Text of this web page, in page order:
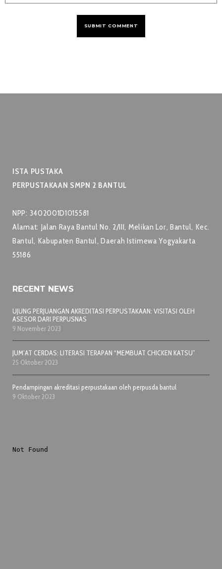
ISTA PUSTAKA
PERPUSTAKAAN SMPN 2 BANTUL
NPP: 3402001D1015581
Alamat: Jalan Raya Bantul No. 2/III, Melikan Lor, Bantul, Kec.
Bantul, Kabupaten Bantul, Daerah Istimewa Yogyakarta
55186
RECENT NEWS
UJUNG PERJUANGAN AKREDITASI PERPUSTAKAAN: VISITASI OLEH
ASESOR DARI PERPUSNAS
9 November 2023
JUM’AT CERDAS: LITERASI TERAPAN “MEMBUAT CHICKEN KATSU”
25 Oktober 2023
Pendampingan akreditasi perpustakaan oleh perpusda bantul
9 Oktober 2023